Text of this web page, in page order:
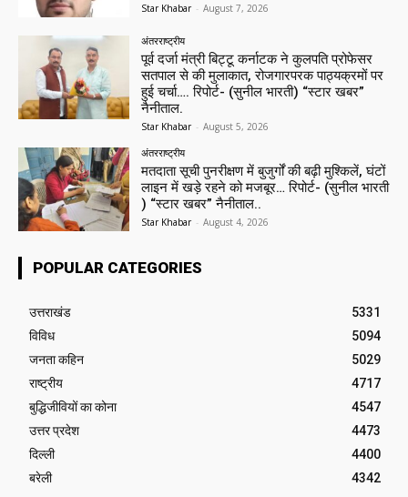
Star Khabar - August 7, 2026
अंतरराष्ट्रीय
पूर्व दर्जा मंत्री बिट्टू कर्नाटक ने कुलपति प्रोफेसर
सतपाल से की मुलाकात, रोजगारपरक पाठ्यक्रमों पर
हुई चर्चा…. रिपोर्ट- (सुनील भारती) “स्टार खबर”
नैनीताल.
Star Khabar - August 5, 2026
अंतरराष्ट्रीय
मतदाता सूची पुनरीक्षण में बुजुर्गों की बढ़ी मुश्किलें, घंटों
लाइन में खड़े रहने को मजबूर… रिपोर्ट- (सुनील भारती
) “स्टार खबर” नैनीताल..
Star Khabar - August 4, 2026
POPULAR CATEGORIES
उत्तराखंड
5331
विविध
5094
जनता कहिन
5029
राष्ट्रीय
4717
बुद्धिजीवियों का कोना
4547
उत्तर प्रदेश
4473
दिल्ली
4400
बरेली
4342